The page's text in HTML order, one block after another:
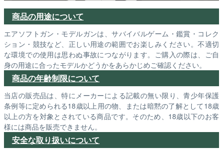
商品の用途について
エアソフトガン・モデルガンは、サバイバルゲーム・鑑賞・コレク
ション・競技など、正しい用途の範囲でお楽しみください。不適切
な環境での使用は思わぬ事故につながります。ご購入の際は、ご自
身の用途に合ったモデルかどうかをあらかじめご確認ください。
商品の年齢制限について
当店の販売品は、特にメーカーによる記載の無い限り、青少年保護
条例等に定められる18歳以上用の物、または暗黙の了解として18歳
以上の方を対象とされている商品です。そのため、18歳以下のお客
様には商品を販売できません。
安全な取り扱いについて